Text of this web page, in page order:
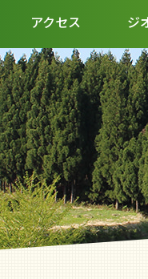
アクセス ジ